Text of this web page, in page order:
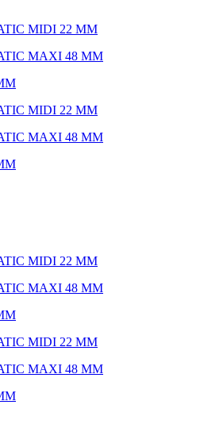
MIDI 22 ММ
MAXI 48 ММ
MIDI 22 ММ
MAXI 48 ММ
MIDI 22 ММ
MAXI 48 ММ
MIDI 22 ММ
MAXI 48 ММ